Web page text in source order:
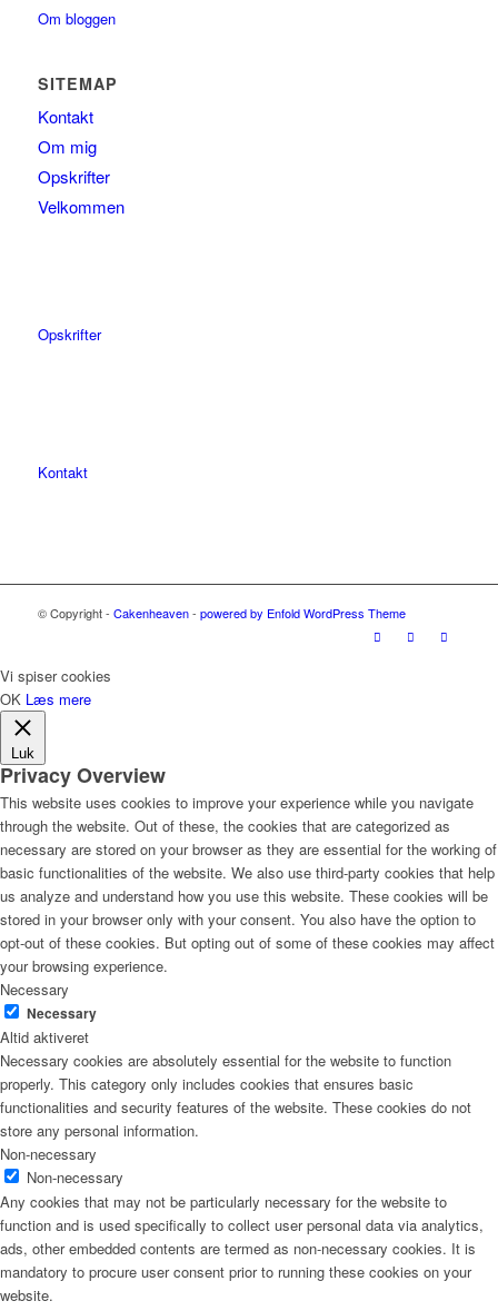
Om bloggen
SITEMAP
Kontakt
Om mig
Opskrifter
Velkommen
Opskrifter
Kontakt
© Copyright - Cakenheaven- powered by Enfold WordPress Theme
Vi spiser cookies
OK Læs mere
Luk
Privacy Overview
This website uses cookies to improve your experience while you navigate
through the website. Out of these, the cookies that are categorized as
necessary are stored on your browser as they are essential for the working of
basic functionalities of the website. We also use third-party cookies that help
us analyze and understand how you use this website. These cookies will be
stored in your browser only with your consent. You also have the option to
opt-out of these cookies. But opting out of some of these cookies may affect
your browsing experience.
Necessary
Necessary
Altid aktiveret
Necessary cookies are absolutely essential for the website to function
properly. This category only includes cookies that ensures basic
functionalities and security features of the website. These cookies do not
store any personal information.
Non-necessary
Non-necessary
Any cookies that may not be particularly necessary for the website to
function and is used specifically to collect user personal data via analytics,
ads, other embedded contents are termed as non-necessary cookies. It is
mandatory to procure user consent prior to running these cookies on your
website.